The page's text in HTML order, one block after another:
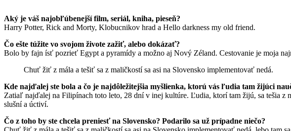
Aký je váš najobľúbenejší film, seriál, kniha, pieseň?
Harry Potter, Rick and Morty, Klobucnikov hrad a Hello darkness my old friend.
Čo ešte túžite vo svojom živote zažiť, alebo dokázať?
Bolo by fajn ísť pozrieť Egypt a pyramídy a možno aj Nový Zéland. Cestovanie je moja
Chuť žiť z mála a tešiť sa z maličkostí sa asi na Slovensko implementovať nedá.
Kde najďalej ste bola a čo je najdôležitejšia myšlienka, ktorú vás ľudia tam žijúci
Zatiaľ najďalej na Filipínach toto leto, 28 dní v inej kultúre. Ľudia, ktorí tam žijú, sa tešia z
slušní a úctiví.
Čo z toho by ste chcela preniesť na Slovensko? Podarilo sa už prípadne niečo?